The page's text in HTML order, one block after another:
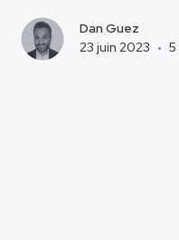
Dan Guez
23 juin 2023 • 5